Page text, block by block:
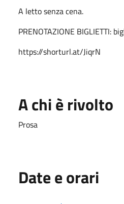
A letto senza cena.
PRENOTAZIONE BIGLIETTI:
https://shorturl.at/JiqrN
A chi è rivolto
Prosa
Date e orari